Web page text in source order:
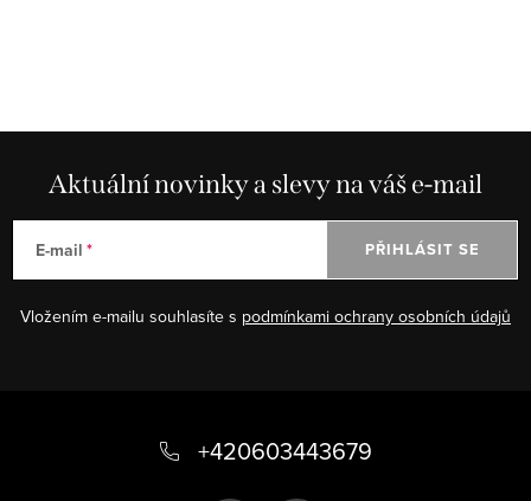
Aktuální novinky a slevy na váš e-mail
E-mail
Vložením e-mailu souhlasíte s podmínkami ochrany osobních údajů
PŘIHLÁSIT SE
+420603443679